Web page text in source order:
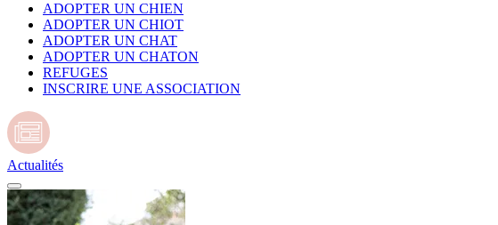
ADOPTER UN CHIEN
ADOPTER UN CHIOT
ADOPTER UN CHAT
ADOPTER UN CHATON
REFUGES
INSCRIRE UNE ASSOCIATION
Actualités